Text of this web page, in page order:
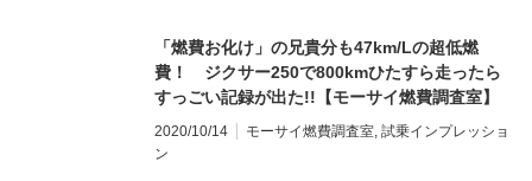
「燃費お化け」の兄貴分も47km/Lの超低燃
費！ ジクサー250で800kmひたすら走ったら
すっごい記録が出た!!【モーサイ燃費調査室】
2020/10/14 モーサイ燃費調査室, 試乗インプレッショ
ン